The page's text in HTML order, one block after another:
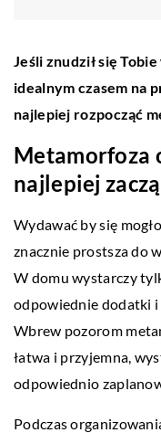
Jeśli znudził się
idealnym czasem na
najlepiej rozpocząć
Metamorfoza
najlepiej
Wydawać by się
znacznie prostsza do
W domu wystarczy
odpowiednie dodatki
Wbrew pozorom
łatwa i przyjemna,
odpowiednio
Podczas